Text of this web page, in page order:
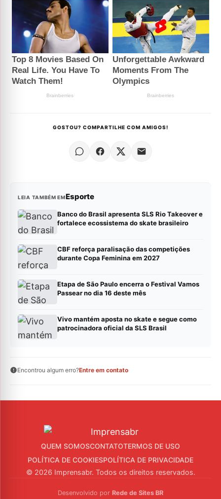
GOSTOU? COMPARTILHE COM AMIGOS!
LEIA TAMBÉM EMEsporte
Banco do Brasil apresenta SLS Rio Takeover e
fortalece ecossistema do skate brasileiro
CBF reforça paralisação das competições
durante Copa Feminina em 2027
Etapa de São Paulo encerra o Festival Vamos
Passear no dia 16 deste mês
Vivo mantém aposta no skate e segue como
patrocinadora oficial da SLS Brasil
Encontrou algum erro?Entre em contato
QUEM SOMOSCONTATOTERMOS DE USO
POLÍTICA DE COOKIESPOLÍTICA DE PRIVACIDADE
© 2026 Imprensabr. Todos os direitos reservados.
Desenvolvido por Rede de Sites BR